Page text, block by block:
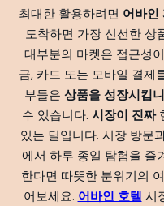
최대한 활용하려면 어바인
도착하면 가장 신선한 상
대부분의 마켓은 접근성
금, 카드 또는 모바일 결제
부들은 상품을 성장시킵
수 있습니다. 시장이 진짜
있는 딜입니다. 시장 방문
에서 하루 종일 탐험을 즐
한다면 따뜻한 분위기의
어보세요. 어바인 호텔 시